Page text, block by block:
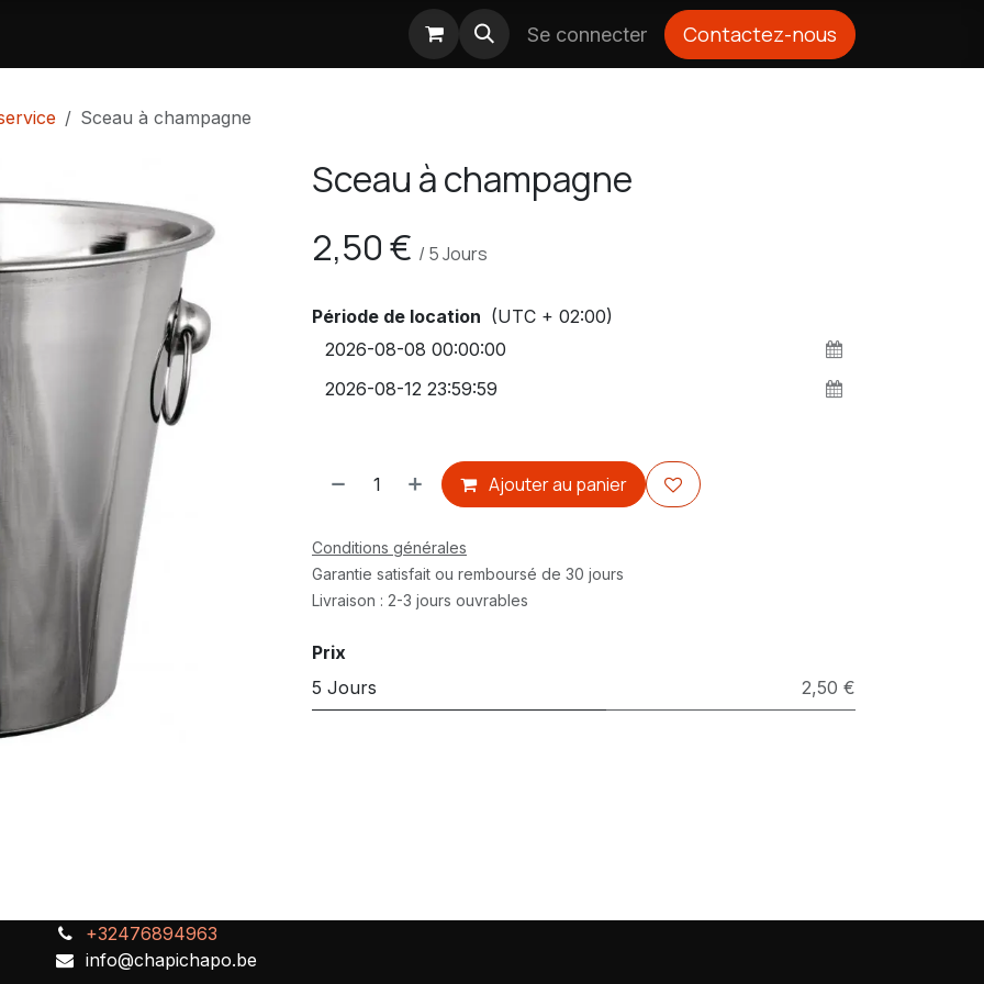
Se connecter Contactez-nous
Sceau à champagne
Sceau à champagne
2,50€ / 5Jours
Période de location (UTC + 02:00)
Ajouter au panier
Conditions générales
Garantie satisfait ou remboursé de 30 jours
Livraison : 2-3 jours ouvrables
Prix
5 Jours
2,50 €
+32476894963
info@chapichapo.be